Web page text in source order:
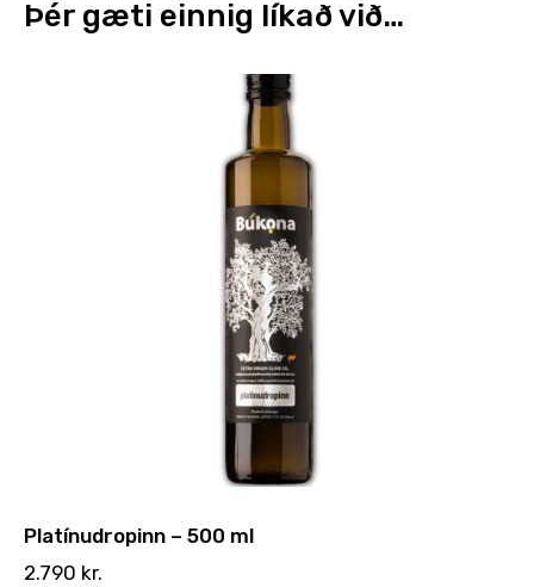
Þér gæti einnig líkað við…
Platínudropinn – 500 ml
2.790 kr.